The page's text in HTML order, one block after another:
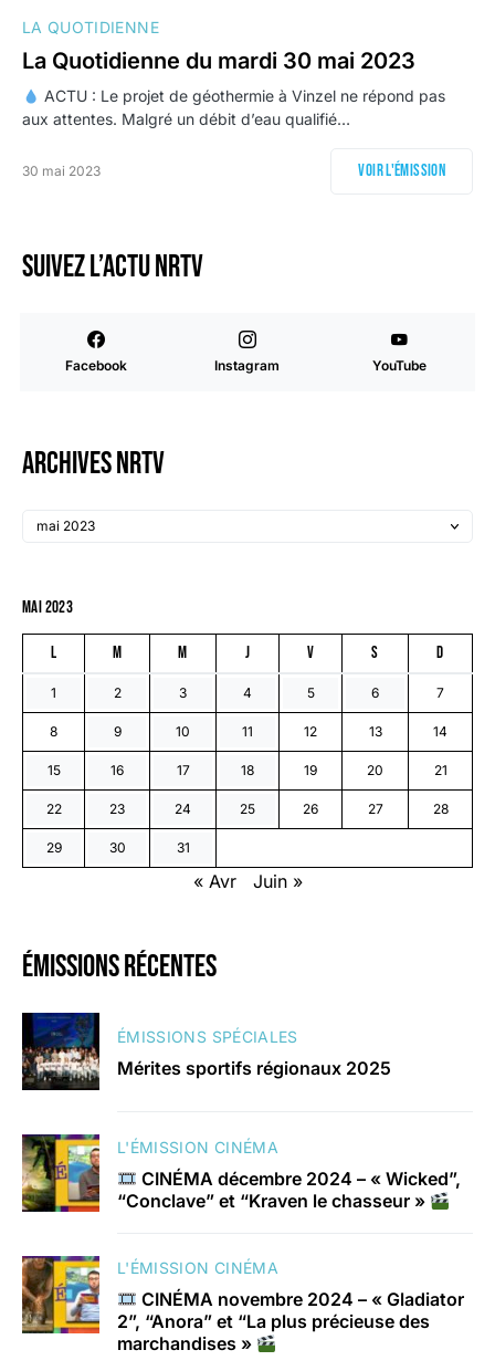
LA QUOTIDIENNE
La Quotidienne du mardi 30 mai 2023
ACTU : Le projet de géothermie à Vinzel ne répond pas
aux attentes. Malgré un débit d’eau qualifié…
30 mai 2023 Voir l'émission
Suivez l’actu NRTV
Facebook Instagram YouTube
Archives NRTV
mai 2023
L M M J V S D
1 2 3 4 5 6 7
8 9 10 11 12 13 14
15 16 17 18 19 20 21
22 23 24 25 26 27 28
29 30 31
« Avr Juin »
émissions récentes
ÉMISSIONS SPÉCIALES
Mérites sportifs régionaux 2025
L'ÉMISSION CINÉMA
CINÉMA décembre 2024 – « Wicked”,
“Conclave” et “Kraven le chasseur »
L'ÉMISSION CINÉMA
CINÉMA novembre 2024 – « Gladiator
2”, “Anora” et “La plus précieuse des
marchandises »